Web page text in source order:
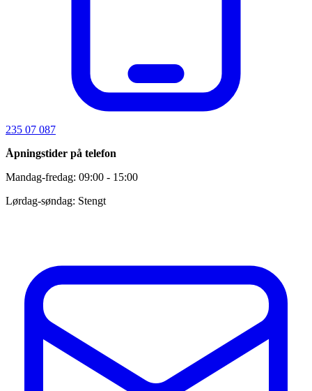
235 07 087
Åpningstider på telefon
Mandag-fredag: 09:00 - 15:00
Lørdag-søndag: Stengt